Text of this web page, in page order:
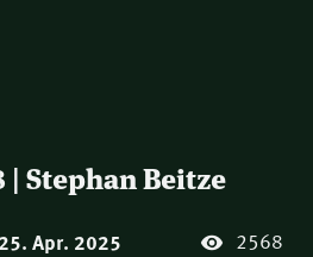
| Stephan Beitze
Apr. 2025 2568